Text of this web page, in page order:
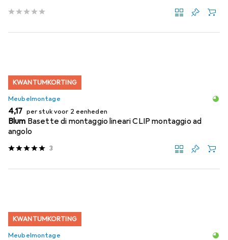
KWANTUMKORTING
Meubelmontage
EUR
4,17 per stuk voor 2 eenheden
Blum Basette di montaggio lineari CLIP montaggio ad
angolo
3
KWANTUMKORTING
Meubelmontage